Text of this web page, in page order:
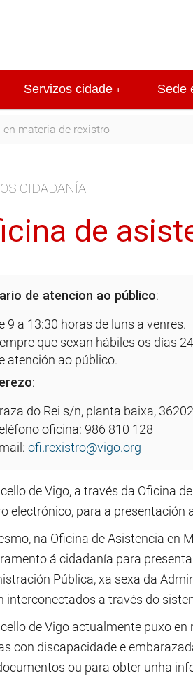
+
Servizos cidade Sede
materia de rexistro
CIDADANÍA
de
de atencion ao público:
9 a 13:30 horas de luns a venres.
que sexan hábiles os días
atención ao público.
:
do Rei s/n, planta baixa,
oficina: 986 810 128
ofi.rexistro@vigo.org
de Vigo, a través da Oficina
electrónico, para a presentación
na Oficina de Asistencia en
á cidadanía para
Pública, xa sexa da
interconectados a través do
de Vigo actualmente puxo
con discapacidade e
ou para obter unha